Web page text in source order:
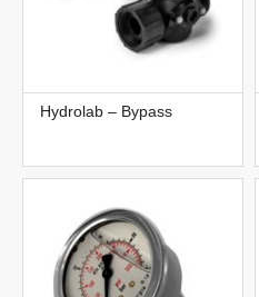
Hydrolab – Bypass